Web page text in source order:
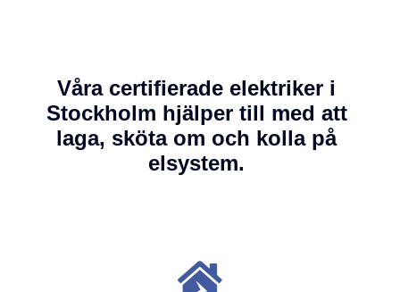
Våra certifierade elektriker i
Stockholm hjälper till med att
laga, sköta om och kolla på
elsystem.